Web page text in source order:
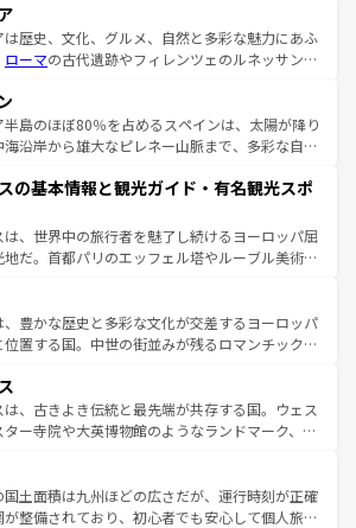
は歴史、文化、グルメ、自然と多彩な魅力にあふ
ローマの古代遺跡やフィレンツェのルネッサンス
スカーナの美しい田園風景やアマルフィ海岸の絶
自然景観も見逃せない。観光の合間には、本場の
スタなど、絶品のイタリア料理を堪能することも
れるイタリアで、忘れられない旅をしてみよう！
のイタリア情報は
半島のほぼ80％を占めるスペインは、太陽が降り
海沿岸から雄大なピレネー山脈まで、多彩な自然
付くこの国では、情熱的なフラメンコ、熱気あふ
、そして美味しいタパスが生活の一部となってい
マドリードの洗練された雰囲気や、バルセロナの
溢れた街角から、地方では古代ローマ遺跡や中世
方によって風土や気候が異なるスペインはその個
性で訪れる人を魅了する。 なお、新着のスペイン情報は コ
一覧を参照してほしい。
の基本情報と観光ガイド・有名観光スポ
は、世界中の旅行者を魅了し続けるヨーロッパ屈
地だ。首都パリのエッフェル塔やルーブル美術館
い魅力が詰まっている。華麗な宮殿、歴史的な大
しいビーチ、そして豊かな自然が、訪れる者を心
する。また、フランスは美食の国としても知ら
ンパンの発祥地であるランス、プロヴァンスの
ラベンダー畑など、多彩な楽しみ方が可能だ。さ
リ以外の地域にも魅力が溢れており、どの街角に
に足を運ぶとそれぞれで全く異なる文化を体験で
きるだろう。 なお、新着のフランス情報はコンテンツ一覧
てほしい。
、豊かな歴史と多彩な文化が交差するヨーロッパ
位置する国。中世の街並みが残るロマンチック街
の国は、どこを歩いても飽きることがない。ベ
文化的活気、バイエルン州のアルプスの絶景、そ
ン川沿いのワイン畑といった風景は必見。ビール
な人にはぜひ体験してほしい。 なお、新着の
報はコンテンツ一覧を参照してほしい。
は、古きよき伝統と最先端が共存する国。ウェス
ター寺院や大英博物館のようなランドマーク、歴
に異なる魅力がある。また、優雅なアフタヌーン
ビール好きにはたまらない英国パブ、サッカー観
本場だからこそできる体験も豊富。イギリスを旅
国土面積は九州ほどの広さだが、運行時刻が正確
が整備されており、初心者でも安心して個人旅行